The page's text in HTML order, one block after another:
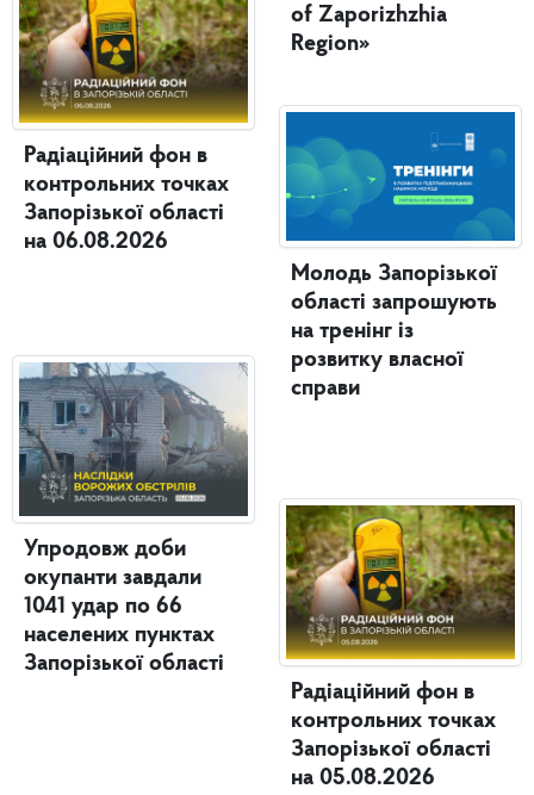
Радіаційний фон в
контрольних точках
Запорізької області
на 06.08.2026
Упродовж доби
окупанти завдали
1041 удар по 66
населених пунктах
Запорізької області
of Zaporizhzhia
Region»
Молодь Запорізької
області запрошують
на тренінг із
розвитку власної
справи
Радіаційний фон в
контрольних точках
Запорізької області
на 05.08.2026